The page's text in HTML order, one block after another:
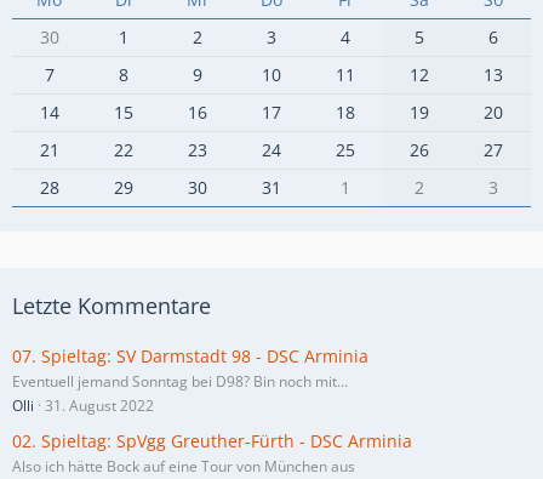
30
1 2 3 4 5
6
7
8 9 10 11 12
13
14
15 16 17 18 19
20
21
22 23 24 25 26
27
28
29 30 31 1 2 3
Letzte Kommentare
07. Spieltag: SV Darmstadt 98 - DSC Arminia
Eventuell jemand Sonntag bei D98? Bin noch mit…
Olli 31. August 2022
02. Spieltag: SpVgg Greuther-Fürth - DSC Arminia
Also ich hätte Bock auf eine Tour von München aus